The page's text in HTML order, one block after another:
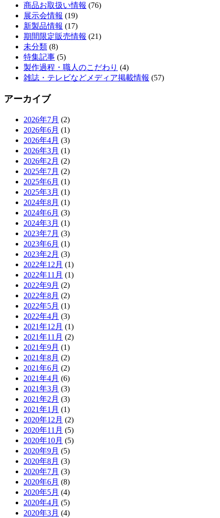
商品お取扱い情報 (76)
展示会情報 (19)
新製品情報 (17)
期間限定販売情報 (21)
未分類 (8)
特集記事 (5)
製作過程・職人のこだわり (4)
雑誌・テレビなどメディア掲載情報 (57)
アーカイブ
2026年7月 (2)
2026年6月 (1)
2026年4月 (3)
2026年3月 (1)
2026年2月 (2)
2025年7月 (2)
2025年6月 (1)
2025年3月 (1)
2024年8月 (1)
2024年6月 (3)
2024年3月 (1)
2023年7月 (3)
2023年6月 (1)
2023年2月 (3)
2022年12月 (1)
2022年11月 (1)
2022年9月 (2)
2022年8月 (2)
2022年5月 (1)
2022年4月 (3)
2021年12月 (1)
2021年11月 (2)
2021年9月 (1)
2021年8月 (2)
2021年6月 (2)
2021年4月 (6)
2021年3月 (3)
2021年2月 (3)
2021年1月 (1)
2020年12月 (2)
2020年11月 (5)
2020年10月 (5)
2020年9月 (5)
2020年8月 (3)
2020年7月 (3)
2020年6月 (8)
2020年5月 (4)
2020年4月 (5)
2020年3月 (4)